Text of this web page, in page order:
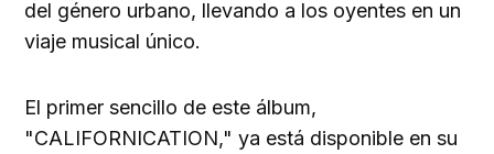
del género urbano, llevando a los oyentes en un
viaje musical único.
El primer sencillo de este álbum,
"CALIFORNICATION," ya está disponible en su